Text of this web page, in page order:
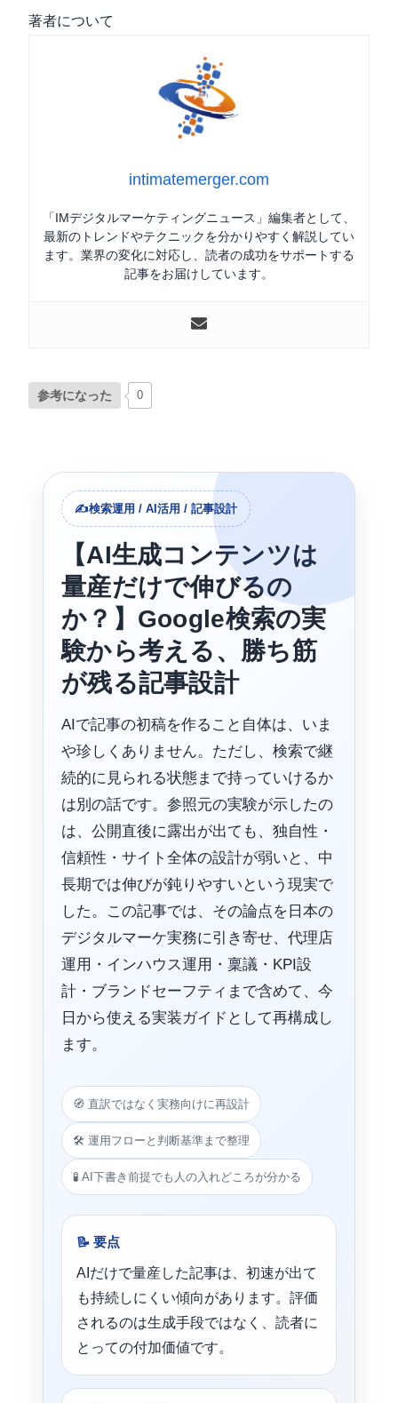
著者について
intimatemerger.com
「IMデジタルマーケティングニュース」編集者として、
最新のトレンドやテクニックを分かりやすく解説してい
ます。業界の変化に対応し、読者の成功をサポートする
記事をお届けしています。
参考になった 0
✍️検索運用 / AI活用 / 記事設計
【AI生成コンテンツは
量産だけで伸びるの
か？】Google検索の実
験から考える、勝ち筋
が残る記事設計
AIで記事の初稿を作ること自体は、いま
や珍しくありません。ただし、検索で継
続的に見られる状態まで持っていけるか
は別の話です。参照元の実験が示したの
は、公開直後に露出が出ても、独自性・
信頼性・サイト全体の設計が弱いと、中
長期では伸びが鈍りやすいという現実で
した。この記事では、その論点を日本の
デジタルマーケ実務に引き寄せ、代理店
運用・インハウス運用・稟議・KPI設
計・ブランドセーフティまで含めて、今
日から使える実装ガイドとして再構成し
ます。
🧭 直訳ではなく実務向けに再設計
🛠️ 運用フローと判断基準まで整理
🧪 AI下書き前提でも人の入れどころが分かる
📝 要点
AIだけで量産した記事は、初速が出て
も持続しにくい傾向があります。評価
されるのは生成手段ではなく、読者に
とっての付加価値です。